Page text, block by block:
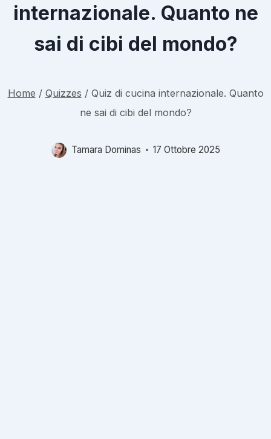
internazionale. Quanto ne
sai di cibi del mondo?
Home / Quizzes / Quiz di cucina internazionale. Quanto
ne sai di cibi del mondo?
Tamara Dominas 17 Ottobre 2025